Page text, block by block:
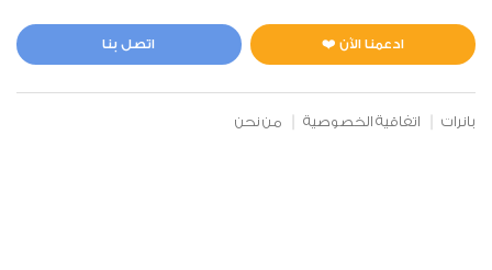
ادعمنا الآن ❤️ اتصل بنا
بانرات اتفاقية الخصوصية من نحن